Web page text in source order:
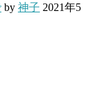
by 神子 2021年5